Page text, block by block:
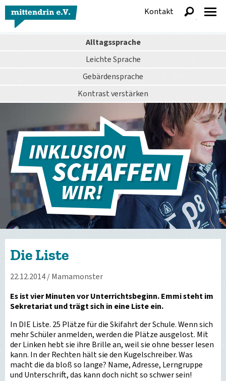
Alltagssprache
Leichte Sprache
Gebärdensprache
Kontrastverstärken
Kontakt
anzeigen
Die Liste
22.12.2014/ Mamamonster
Es ist vier Minuten vor Unterrichtsbeginn. Emmi steht im
Sekretariat und trägt sich in eine Liste ein.
In DIE Liste. 25 Plätze für die Skifahrt der Schule. Wenn sich
mehr Schüler anmelden, werden die Plätze ausgelost. Mit
der Linken hebt sie ihre Brille an, weil sie ohne besser lesen
kann. In der Rechten hält sie den Kugelschreiber. Was
macht die da bloß so lange? Name, Adresse, Lerngruppe
und Unterschrift, das kann doch nicht so schwer sein!